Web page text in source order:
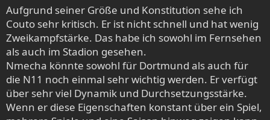
Aufgrund seiner Größe und Konstitution sehe ich
Couto sehr kritisch. Er ist nicht schnell und hat wenig
Zweikampfstärke. Das habe ich sowohl im Fernsehen
als auch im Stadion gesehen.
Nmecha könnte sowohl für Dortmund als auch für
die N11 noch einmal sehr wichtig werden. Er verfügt
über sehr viel Dynamik und Durchsetzungsstärke.
Wenn er diese Eigenschaften konstant über ein Spiel,